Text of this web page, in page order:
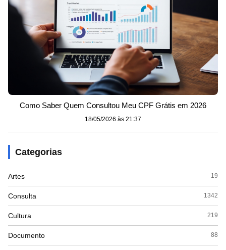
Como Saber Quem Consultou Meu CPF Grátis em 2026
18/05/2026 às 21:37
Categorias
Artes 19
Consulta 1342
Cultura 219
Documento 88